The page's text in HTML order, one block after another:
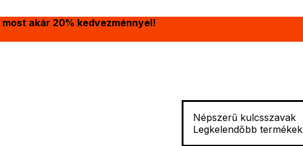
most akár 20% kedvezménnyel!
Népszerű kulcsszavak
Legkelendőbb termékek